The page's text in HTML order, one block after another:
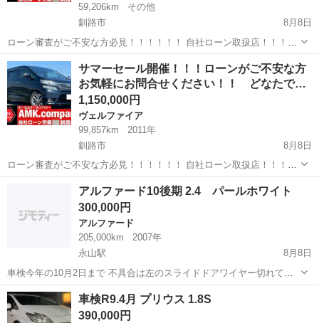
59,206km
その他
釧路市
8月8日
ローン審査がご不安な方必見！！！！！！ 自社ローン取扱店！！！ど
んな方でもローン審査可能！！ ★過去にローンを滞納してしまった
方！！ ★勤続年数が短い方、転職をしたばかりの方！！ ★現在パー
ト、アルバイトなど...
北海道 釧路市 走行距離
サマーセール開催！！！ローンがご不安な方
お気軽にお問合せください！！ どなたで…
1,150,000円
ヴェルファイア
99,857km
2011年
釧路市
8月8日
ローン審査がご不安な方必見！！！！！！ 自社ローン取扱店！！！ど
んな方でもローン審査可能！！ ★過去にローンを滞納してしまった
方！！ ★勤続年数が短い方、転職をしたばかりの方！！ ★現在パー
ト、アルバイトなど...
釧路市 ヴェルファイア 走行距離
アルファード10後期 2.4 パールホワイト
300,000円
アルファード
205,000km
2007年
永山駅
8月8日
車検今年の10月2日まで 不具合は左のスライドドアワイヤー切れてま
す。ドアは軽いので特に気にしてません。 サビ浮き少しあります。 塗
装もドアの上側少し剥げてます。 足車で使用してますので距離多少伸
びます。 20...
北海道 旭川市 永山駅 アルファード
車検R9.4月 プリウス 1.8S
390,000円